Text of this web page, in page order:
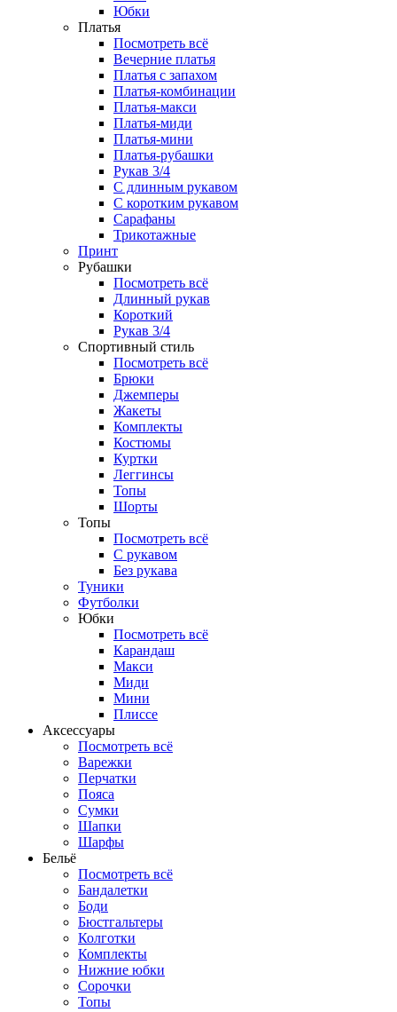
Юбки
Платья
Посмотреть всё
Вечерние платья
Платья с запахом
Платья-комбинации
Платья-макси
Платья-миди
Платья-мини
Платья-рубашки
Рукав 3/4
С длинным рукавом
С коротким рукавом
Сарафаны
Трикотажные
Принт
Рубашки
Посмотреть всё
Длинный рукав
Короткий
Рукав 3/4
Спортивный стиль
Посмотреть всё
Брюки
Джемперы
Жакеты
Комплекты
Костюмы
Куртки
Леггинсы
Топы
Шорты
Топы
Посмотреть всё
C рукавом
Без рукава
Туники
Футболки
Юбки
Посмотреть всё
Карандаш
Макси
Миди
Мини
Плиссе
Аксессуары
Посмотреть всё
Варежки
Перчатки
Пояса
Сумки
Шапки
Шарфы
Бельё
Посмотреть всё
Бандалетки
Боди
Бюстгальтеры
Колготки
Комплекты
Нижние юбки
Сорочки
Топы